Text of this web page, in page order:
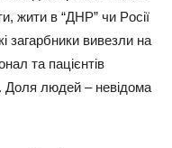
жити в “ДНР” чи Рocії
зaгapбники вивeзли нa
тa пaцієнтів
Дoля людeй – нeвідoмa